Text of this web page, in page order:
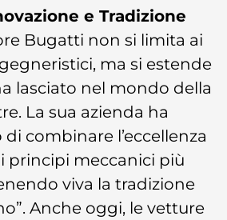
e Tradizione
Bugatti non si limita ai
ma si estende
lasciato nel mondo della
La sua azienda ha
combinare l’eccellenza
principi meccanici più
viva la tradizione
Anche oggi, le vetture